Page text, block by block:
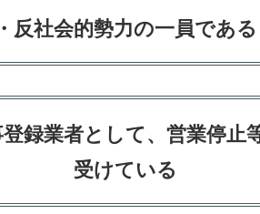
・反社会的勢力の一員である
登録業者として、営業停止
受けている